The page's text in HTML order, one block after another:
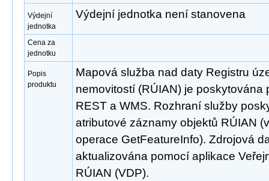
Výdejní
jednotka
Výdejní jednotka není stanovena
Cena za
jednotku
Popis
produktu
Mapová služba nad daty Registru
nemovitostí (RÚIAN) je poskytována
REST a WMS. Rozhraní služby
atributové záznamy objektů RÚIAN
operace GetFeatureInfo). Zdrojová
aktualizována pomocí aplikace
RÚIAN (VDP).